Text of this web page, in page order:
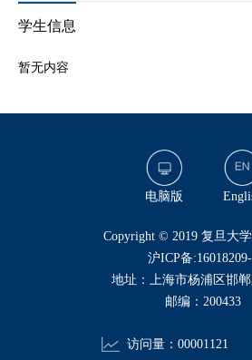
学生信息
暂无内容
电脑版
​Copyright © 2019 复旦大
沪ICP备:16018209-
地址：上海市杨浦区邯
邮编：200433
访问量： 00001121